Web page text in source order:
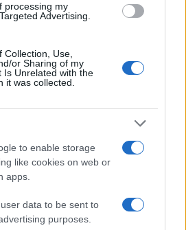
processing my
Advertising.
Use,
or Sharing of my
Is Unrelated with the
it was collected.
to enable storage
like cookies on web or
apps.
data to be sent to
purposes.
concordato preventivo e fringe